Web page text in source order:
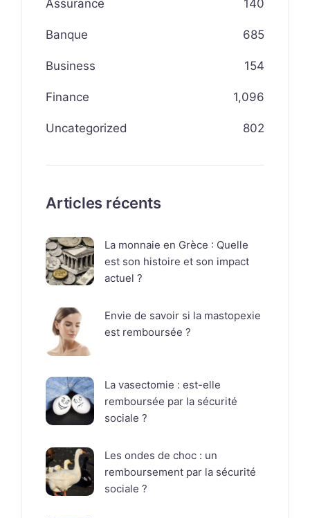
Assurance 140
Banque 685
Business 154
Finance 1,096
Uncategorized 802
Articles récents
La monnaie en Grèce : Quelle
est son histoire et son impact
actuel ?
Envie de savoir si la mastopexie
est remboursée ?
La vasectomie : est-elle
remboursée par la sécurité
sociale ?
Les ondes de choc : un
remboursement par la sécurité
sociale ?